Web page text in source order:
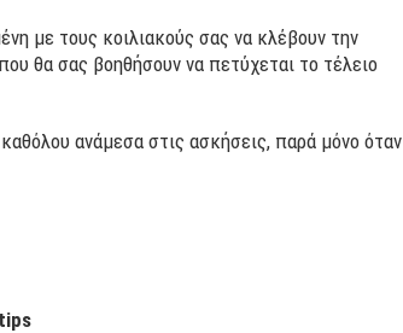
με τους κοιλιακούς σας να κλέβουν την
θα σας βοηθήσουν να πετύχεται το τέλειο
ανάμεσα στις ασκήσεις, παρά μόνο όταν